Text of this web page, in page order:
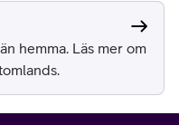
hemma. Läs mer om